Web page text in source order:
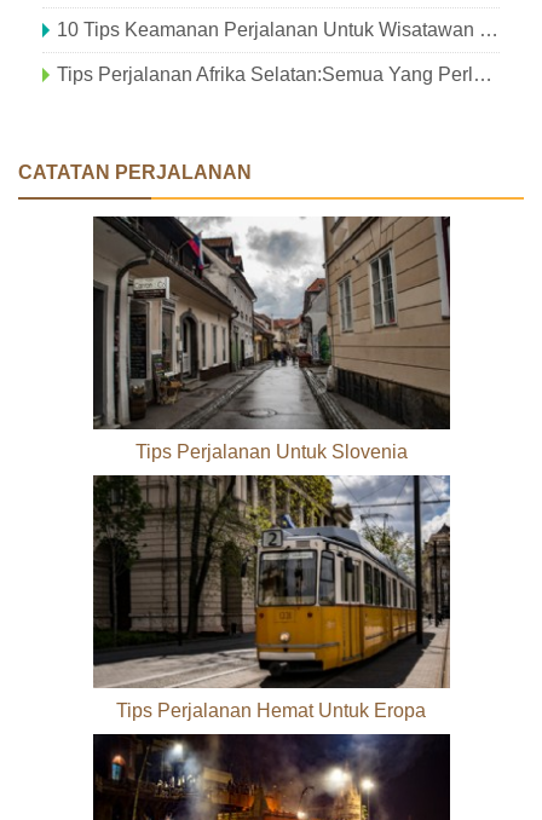
10 Tips Keamanan Perjalanan Untuk Wisatawan Pertama Kali
Tips Perjalanan Afrika Selatan:Semua Yang Perlu Anda Ketahui
CATATAN PERJALANAN
Tips Perjalanan Untuk Slovenia
Tips Perjalanan Hemat Untuk Eropa